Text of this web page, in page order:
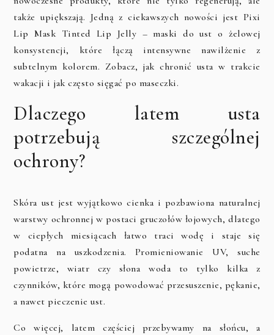
także upiększają. Jedną z ciekawszych nowości jest Pixi
Lip Mask Tinted Lip Jelly – maski do ust o żelowej
konsystencji, które łączą intensywne nawilżenie z
subtelnym kolorem. Zobacz, jak chronić usta w trakcie
wakacji i jak często sięgać po maseczki.
Dlaczego latem usta
potrzebują szczególnej
ochrony?
Skóra ust jest wyjątkowo cienka i pozbawiona naturalnej
warstwy ochronnej w postaci gruczołów łojowych, dlatego
w ciepłych miesiącach łatwo traci wodę i staje się
podatna na uszkodzenia. Promieniowanie UV, suche
powietrze, wiatr czy słona woda to tylko kilka z
czynników, które mogą powodować przesuszenie, pękanie,
a nawet pieczenie ust.
Co więcej, latem częściej przebywamy na słońcu, a